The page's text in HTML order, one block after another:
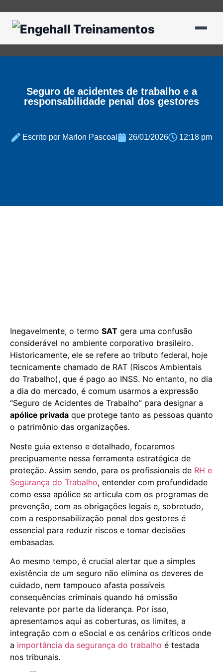
Seguro de acidentes de trabalho e a
responsabilidade penal dos gestores
Escrito por Marlon Pascoal 26/01/2026 12:18 pm
Inegavelmente, o termo SAT gera uma confusão
considerável no ambiente corporativo brasileiro.
Historicamente, ele se refere ao tributo federal, hoje
tecnicamente chamado de RAT (Riscos Ambientais
do Trabalho), que é pago ao INSS. No entanto, no dia
a dia do mercado, é comum usarmos a expressão
“Seguro de Acidentes de Trabalho” para designar a
apólice privada que protege tanto as pessoas quanto
o patrimônio das organizações.
Neste guia extenso e detalhado, focaremos
precipuamente nessa ferramenta estratégica de
proteção. Assim sendo, para os profissionais de RH e
Segurança do Trabalho, entender com profundidade
como essa apólice se articula com os programas de
prevenção, com as obrigações legais e, sobretudo,
com a responsabilização penal dos gestores é
essencial para reduzir riscos e tomar decisões
embasadas.
Ao mesmo tempo, é crucial alertar que a simples
existência de um seguro não elimina os deveres de
cuidado, nem tampouco afasta possíveis
consequências criminais quando há omissão
relevante por parte da liderança. Por isso,
apresentamos aqui as coberturas, os limites, a
integração com o eSocial e os cenários críticos onde
a importância da segurança do trabalho é testada
nos tribunais.